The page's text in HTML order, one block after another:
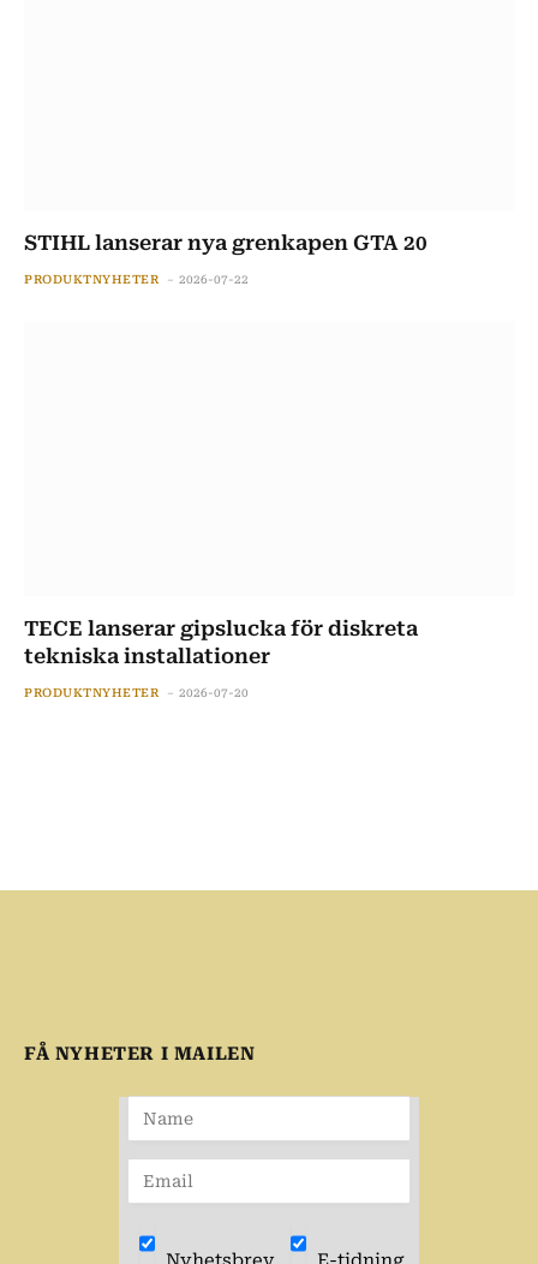
STIHL lanserar nya grenkapen GTA 20
PRODUKTNYHETER 2026-07-22
TECE lanserar gipslucka för diskreta
tekniska installationer
PRODUKTNYHETER 2026-07-20
FÅ NYHETER I MAILEN